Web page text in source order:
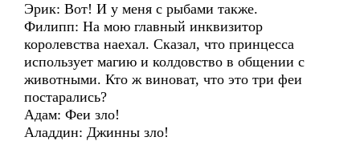
Эрик: Вот! И у меня с рыбами также.
Филипп: На мою главный инквизитор
королевства наехал. Сказал, что принцесса
использует магию и колдовство в общении с
животными. Кто ж виноват, что это три феи
постарались?
Адам: Феи зло!
Аладдин: Джинны зло!